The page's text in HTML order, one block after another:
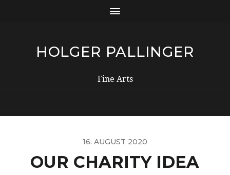
HOLGER PALLINGER
Fine Arts
16. AUGUST 2020
OUR CHARITY IDEA